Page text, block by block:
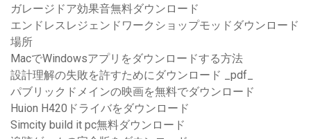
ガレージドア効果音無料ダウンロード
エンドレスレジェンドワークショップモッドダウンロード
場所
MacでWindowsアプリをダウンロードする方法
設計理解の失敗を許すためにダウンロード _pdf_
パブリックドメインの映画を無料でダウンロード
Huion H420ドライバをダウンロード
Simcity build it pc無料ダウンロード